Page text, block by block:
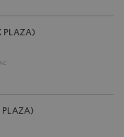
PLAZA)
C
PLAZA)